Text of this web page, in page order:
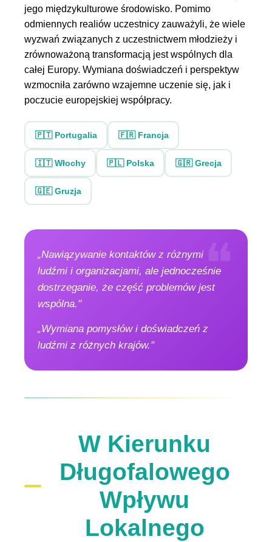
jego międzykulturowe środowisko. Pomimo
odmiennych realiów uczestnicy zauważyli, że wiele
wyzwań związanych z uczestnictwem młodzieży i
zrównoważoną transformacją jest wspólnych dla
całej Europy. Wymiana doświadczeń i perspektyw
wzmocniła zarówno wzajemne uczenie się, jak i
poczucie europejskiej współpracy.
🇵🇹 Portugalia 🇫🇷 Francja
🇮🇹 Włochy 🇵🇱 Polska 🇬🇷 Grecja
🇬🇪 Gruzja
„Nawiązywanie kontaktów z różnymi
ludźmi i organizacjami, ale jednocześnie
dostrzeganie, że część problemów jest
wspólna."
„Wymiana pomysłów i doświadczeń z
ludźmi z różnych krajów."
W Kierunku
Długofalowego
Wpływu
Lokalnego